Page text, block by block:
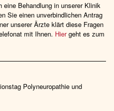
Behandlung in unserer Klinik
Sie einen unverbindlichen Antrag
unserer Ärzte klärt diese Fragen
mit Ihnen. Hiergeht es zum
Polyneuropathie und